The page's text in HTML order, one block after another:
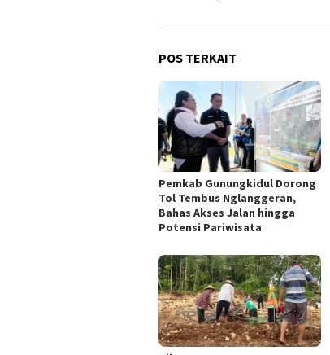
POS TERKAIT
Pemkab Gunungkidul Dorong
Tol Tembus Nglanggeran,
Bahas Akses Jalan hingga
Potensi Pariwisata